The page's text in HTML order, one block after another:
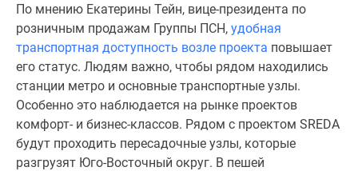
класса
Новостройки
бизнес-
класса
Рассрочка
Траншевая
ипотека
Дома
По мнению Екатерины Тейн, вице-президента по
розничным продажам Группы ПСН, удобная
транспортная доступность возле проекта повышает
его статус. Людям важно, чтобы рядом находились
станции метро и основные транспортные узлы.
Особенно это наблюдается на рынке проектов
комфорт- и бизнес-классов. Рядом с проектом SREDA
будут проходить пересадочные узлы, которые
разгрузят Юго-Восточный округ. В пешей